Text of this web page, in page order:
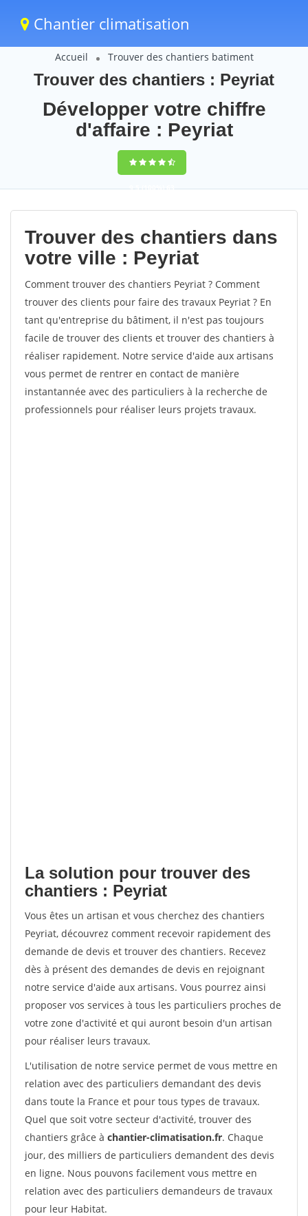
Chantier climatisation
Accueil Trouver des chantiers batiment
Trouver des chantiers : Peyriat
Développer votre chiffre
d'affaire : Peyriat
9,5(100%)63
votes
Trouver des chantiers dans
votre ville : Peyriat
Comment trouver des chantiers Peyriat ? Comment
trouver des clients pour faire des travaux Peyriat ? En
tant qu'entreprise du bâtiment, il n'est pas toujours
facile de trouver des clients et trouver des chantiers à
réaliser rapidement. Notre service d'aide aux artisans
vous permet de rentrer en contact de manière
instantannée avec des particuliers à la recherche de
professionnels pour réaliser leurs projets travaux.
La solution pour trouver des
chantiers : Peyriat
Vous êtes un artisan et vous cherchez des chantiers
Peyriat, découvrez comment recevoir rapidement des
demande de devis et trouver des chantiers. Recevez
dès à présent des demandes de devis en rejoignant
notre service d'aide aux artisans. Vous pourrez ainsi
proposer vos services à tous les particuliers proches de
votre zone d'activité et qui auront besoin d'un artisan
pour réaliser leurs travaux.
L'utilisation de notre service permet de vous mettre en
relation avec des particuliers demandant des devis
dans toute la France et pour tous types de travaux.
Quel que soit votre secteur d'activité, trouver des
chantiers grâce à chantier-climatisation.fr. Chaque
jour, des milliers de particuliers demandent des devis
en ligne. Nous pouvons facilement vous mettre en
relation avec des particuliers demandeurs de travaux
pour leur Habitat.